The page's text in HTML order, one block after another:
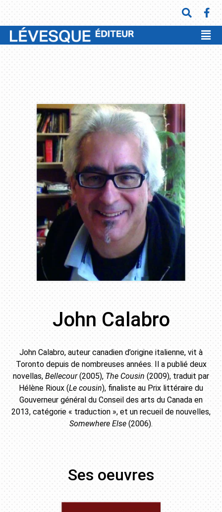
John Calabro
John Calabro, auteur canadien d’origine italienne, vit à
Toronto depuis de nombreuses années. Il a publié deux
novellas, Bellecour(2005),The Cousin (2009), traduit par
Hélène Rioux (Le cousin), finaliste au Prix littéraire du
Gouverneur général du Conseil des arts du Canada en
2013, catégorie « traduction », et un recueil de nouvelles,
Somewhere Else (2006).
Ses oeuvres